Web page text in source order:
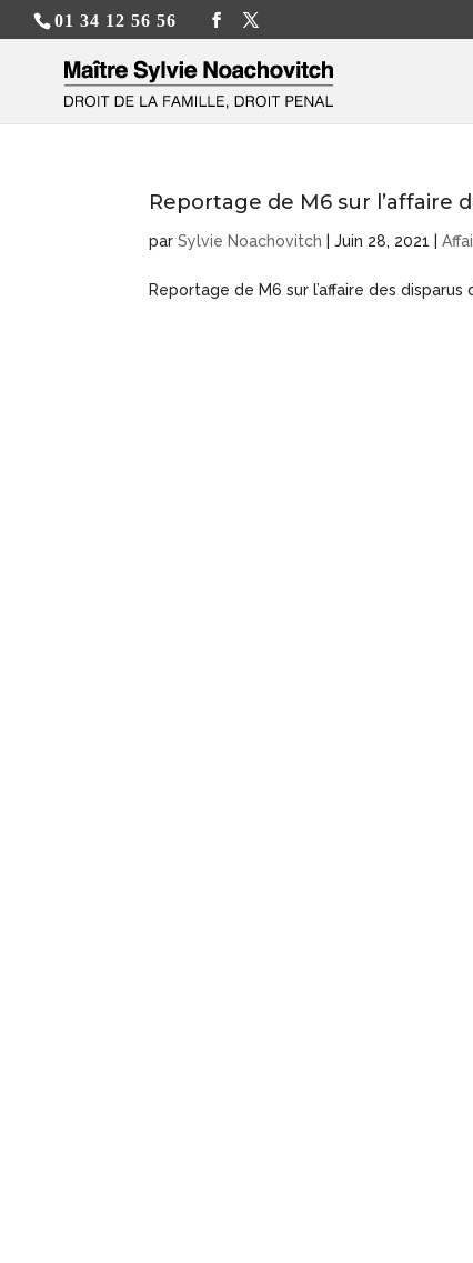
01 34 12 56 56
Reportage de M6 sur l’affaire
parSylvie Noachovitch |Juin 28, 2021 |
Reportage de M6 sur l’affaire des disparus